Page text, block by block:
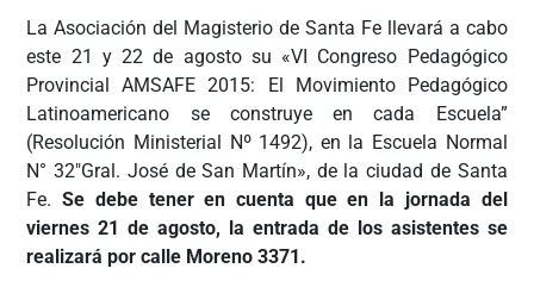
La Asociación del Magisterio de Santa Fe llevará a cabo
este 21 y 22 de agosto su «VI Congreso Pedagógico
Provincial AMSAFE 2015: El Movimiento Pedagógico
Latinoamericano se construye en cada Escuela”
(Resolución Ministerial Nº 1492), en la Escuela Normal
N° 32″Gral. José de San Martín», de la ciudad de Santa
Fe.Se debe tener en cuenta que en la jornada del
viernes 21 de agosto, la entrada de los asistentes se
realizará por calle Moreno 3371.